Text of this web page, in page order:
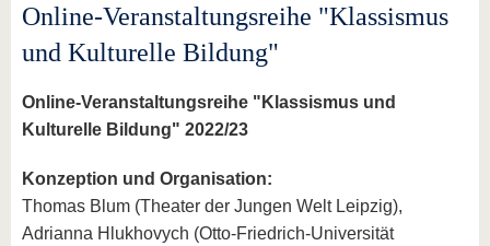
Online-Veranstaltungsreihe "Klassismus
und Kulturelle Bildung"
Online-Veranstaltungsreihe "Klassismus und
Kulturelle Bildung" 2022/23
Konzeption und Organisation:
Thomas Blum (Theater der Jungen Welt Leipzig),
Adrianna Hlukhovych (Otto-Friedrich-Universität